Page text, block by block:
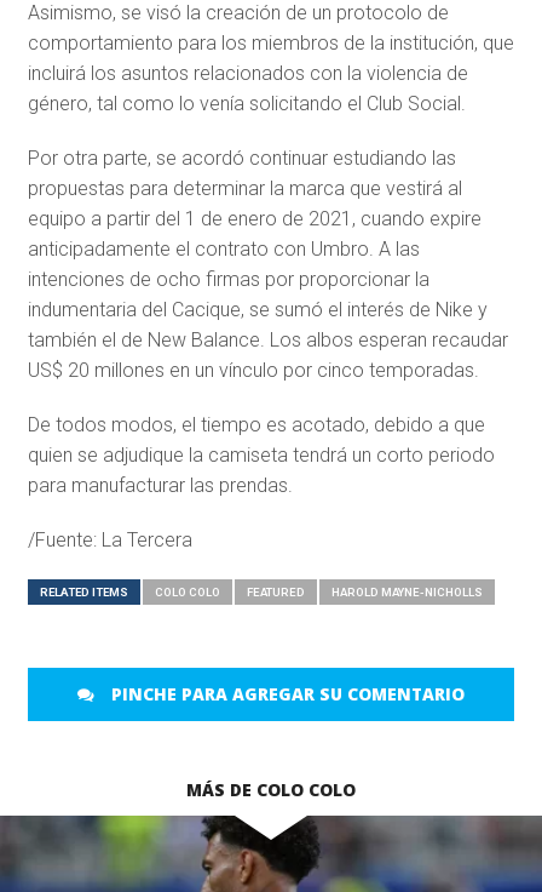
Asimismo, se visó la creación de un protocolo de
comportamiento para los miembros de la institución, que
incluirá los asuntos relacionados con la violencia de
género, tal como lo venía solicitando el Club Social.
Por otra parte, se acordó continuar estudiando las
propuestas para determinar la marca que vestirá al
equipo a partir del 1 de enero de 2021, cuando expire
anticipadamente el contrato con Umbro. A las
intenciones de ocho firmas por proporcionar la
indumentaria del Cacique, se sumó el interés de Nike y
también el de New Balance. Los albos esperan recaudar
US$ 20 millones en un vínculo por cinco temporadas.
De todos modos, el tiempo es acotado, debido a que
quien se adjudique la camiseta tendrá un corto periodo
para manufacturar las prendas.
/Fuente: La Tercera
RELATED ITEMS COLO COLO FEATURED HAROLD MAYNE-NICHOLLS
PINCHE PARA AGREGAR SU COMENTARIO
MÁS DE COLO COLO